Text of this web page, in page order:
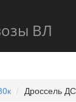
ВЛ
Дроссель